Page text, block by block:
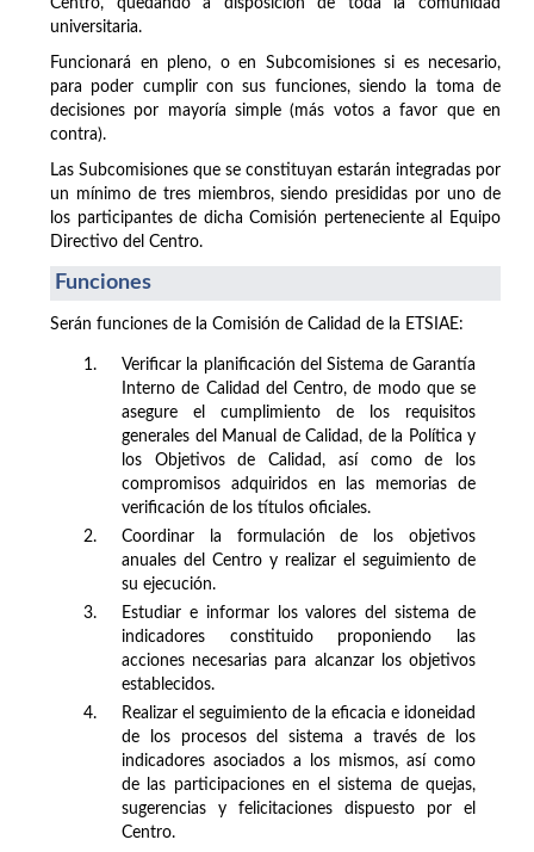
Centro, quedando a disposición de toda la comunidad
universitaria.
Funcionará en pleno, o en Subcomisiones si es necesario,
para poder cumplir con sus funciones, siendo la toma de
decisiones por mayoría simple (más votos a favor que en
contra).
Las Subcomisiones que se constituyan estarán integradas por
un mínimo de tres miembros, siendo presididas por uno de
los participantes de dicha Comisión perteneciente al Equipo
Directivo del Centro.
Funciones
Serán funciones de la Comisión de Calidad de la ETSIAE:
1.
Verificar la planificación del Sistema de Garantía
Interno de Calidad del Centro, de modo que se
asegure el cumplimiento de los requisitos
generales del Manual de Calidad, de la Política y
los Objetivos de Calidad, así como de los
compromisos adquiridos en las memorias de
verificación de los títulos oficiales.
2.
Coordinar la formulación de los objetivos
anuales del Centro y realizar el seguimiento de
su ejecución.
3.
Estudiar e informar los valores del sistema de
indicadores constituido proponiendo las
acciones necesarias para alcanzar los objetivos
establecidos.
4.
Realizar el seguimiento de la eficacia e idoneidad
de los procesos del sistema a través de los
indicadores asociados a los mismos, así como
de las participaciones en el sistema de quejas,
sugerencias y felicitaciones dispuesto por el
Centro.